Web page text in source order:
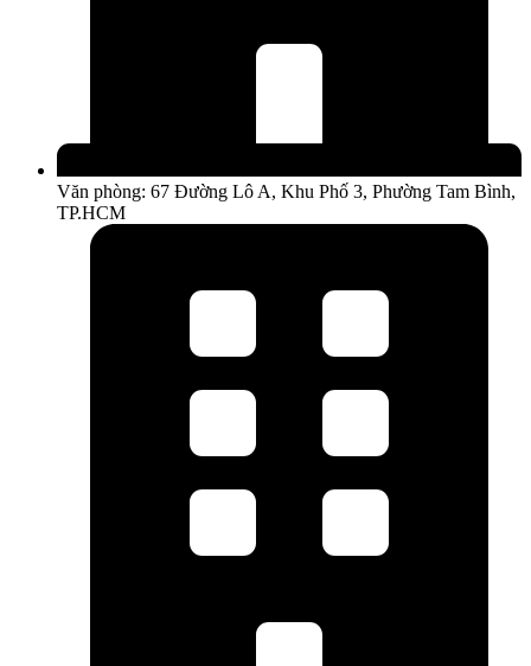
Văn phòng: 67 Đường Lô A, Khu Phố 3, Phường Tam Bình,
TP.HCM